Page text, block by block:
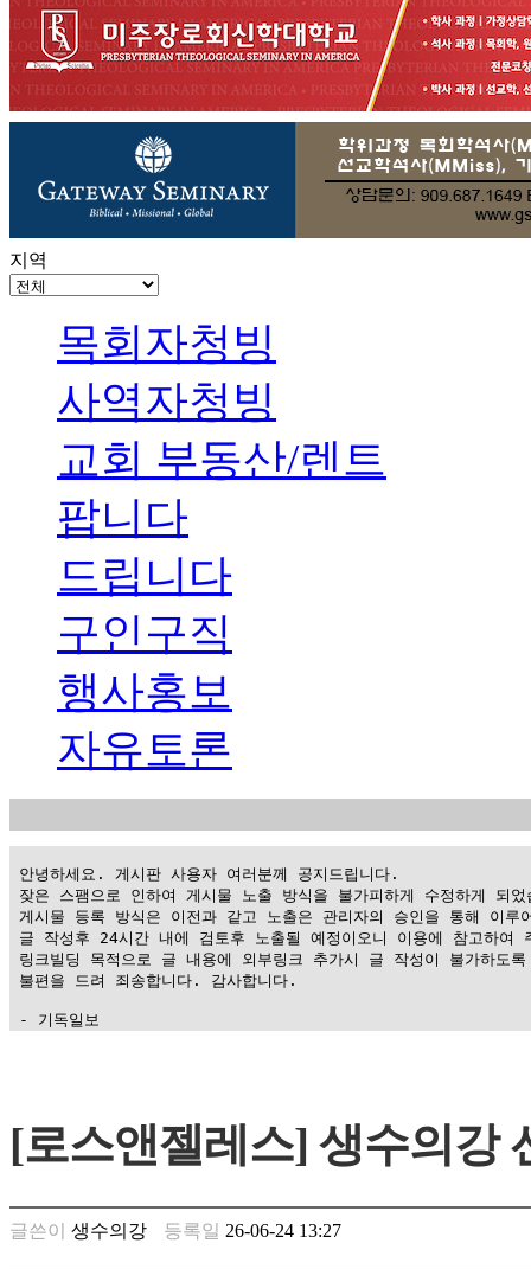
지역
목회자청빙
사역자청빙
교회 부동산/렌트
팝니다
드립니다
구인구직
행사홍보
자유토론
안녕하세요. 게시판 사용자 여러분께 공지드립니다.
잦은 스팸으로 인하여 게시물 노출 방식을 불가피하게 수정하게 되었
게시물 등록 방식은 이전과 같고 노출은 관리자의 승인을 통해 이루
글 작성후 24시간 내에 검토후 노출될 예정이오니 이용에 참고하여
링크빌딩 목적으로 글 내용에 외부링크 추가시 글 작성이 불가하도
불편을 드려 죄송합니다. 감사합니다.
- 기독일보
남
찾
은
꼴
[로스앤젤레스] 생수의강
글쓴이 생수의강 등록일 26-06-24 13:27